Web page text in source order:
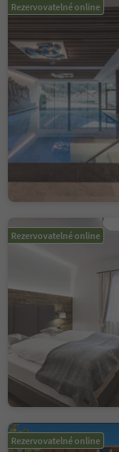
Rezervovatelné online
Rezervovatelné online
Rezervovatelné online